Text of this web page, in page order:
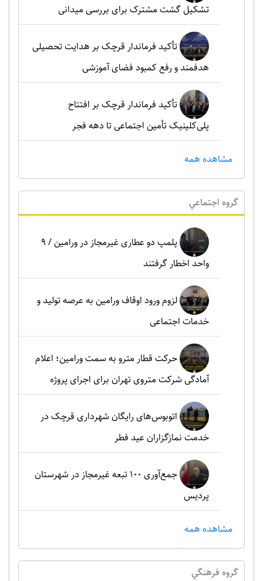
تشکیل گشت مشترک برای بررسی میدانی
تأکید فرماندار قرچک بر هدایت تحصیلی
هدفمند و رفع کمبود فضای آموزشی
تأکید فرماندار قرچک بر افتتاح
پلی‌کلینیک تأمین اجتماعی تا دهه فجر
مشاهده همه
گروه اجتماعي
پلمپ دو عطاری غیرمجاز در ورامین / ۹
واحد اخطار گرفتند
لزوم ورود اوقاف ورامین به عرصه تولید و
خدمات اجتماعی
حرکت قطار مترو به سمت ورامین؛ اعلام
آمادگی شرکت متروی تهران برای اجرای پروژه
اتوبوس‌های رایگان شهرداری قرچک در
خدمت نمازگزاران عید فطر
جمع‌آوری ۱۰۰ تبعه غیرمجاز در شهرستان
پردیس
مشاهده همه
گروه فرهنگي